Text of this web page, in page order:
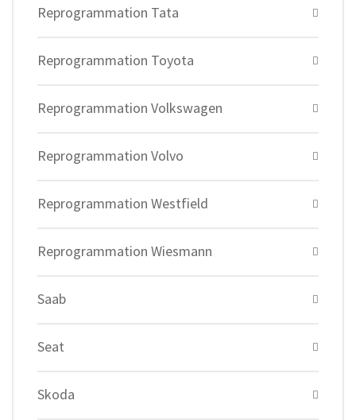
Reprogrammation Tata
Reprogrammation Toyota
Reprogrammation Volkswagen
Reprogrammation Volvo
Reprogrammation Westfield
Reprogrammation Wiesmann
Saab
Seat
Skoda